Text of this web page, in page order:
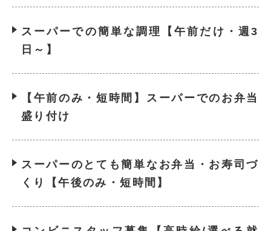
スーパーでの簡単な調理【午前だけ・週3
日～】
【午前のみ・短時間】スーパーでのお弁当
盛り付け
スーパーのとても簡単なお弁当・お寿司づ
くり【午後のみ・短時間】